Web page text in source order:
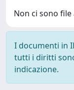
Non ci sono
I documenti in
tutti i diritti
indicazione.